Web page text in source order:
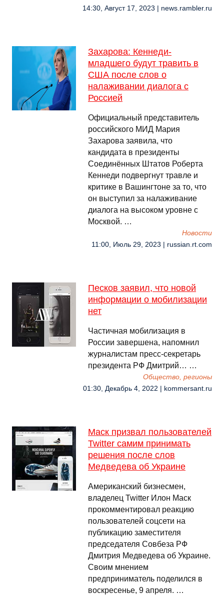
14:30, Август 17, 2023 | news.rambler.ru
Захарова: Кеннеди-
младшего будут травить в
США после слов о
налаживании диалога с
Россией
Официальный представитель
российского МИД Мария
Захарова заявила, что
кандидата в президенты
Соединённых Штатов Роберта
Кеннеди подвергнут травле и
критике в Вашингтоне за то, что
он выступил за налаживание
диалога на высоком уровне с
Москвой. …
Новости
11:00, Июль 29, 2023 | russian.rt.com
Песков заявил, что новой
информации о мобилизации
нет
Частичная мобилизация в
России завершена, напомнил
журналистам пресс-секретарь
президента РФ Дмитрий… …
Общество, регионы
01:30, Декабрь 4, 2022 | kommersant.ru
Маск призвал пользователей
Twitter самим принимать
решения после слов
Медведева об Украине
Американский бизнесмен,
владелец Twitter Илон Маск
прокомментировал реакцию
пользователей соцсети на
публикацию заместителя
председателя Совбеза РФ
Дмитрия Медведева об Украине.
Своим мнением
предприниматель поделился в
воскресенье, 9 апреля. …